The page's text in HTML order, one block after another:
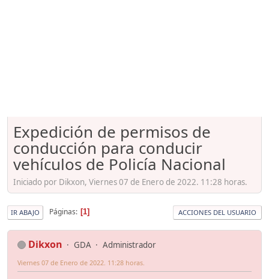
Expedición de permisos de
conducción para conducir
vehículos de Policía Nacional
Iniciado por Dikxon, Viernes 07 de Enero de 2022. 11:28 horas.
IR ABAJO Páginas 1 ACCIONES DEL USUARIO
Dikxon GDA Administrador
Viernes 07 de Enero de 2022. 11:28 horas.